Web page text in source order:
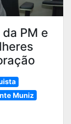
PM e
Muniz